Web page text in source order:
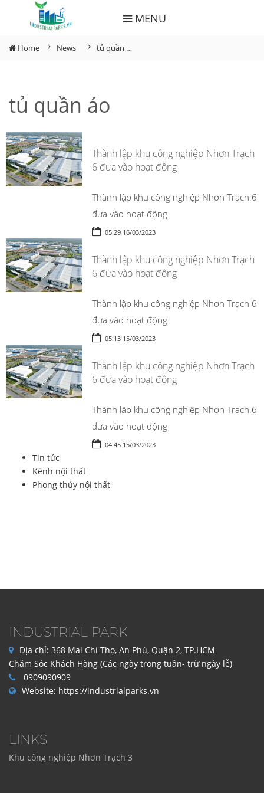
MENU
Home News tủ quần áo
Tin tức
Kênh nội thất
Phong thủy nội thất
tủ quần áo
Thành lập khu công nghiệp Nhơn Trạch
6 đưa vào hoạt động
Thành lập khu công nghiệp Nhơn Trạch 6
đưa vào hoạt động
05:29 16/03/2023
Thành lập khu công nghiệp Nhơn Trạch
6 đưa vào hoạt động
Thành lập khu công nghiệp Nhơn Trạch 6
đưa vào hoạt động
05:13 15/03/2023
Thành lập khu công nghiệp Nhơn Trạch
6 đưa vào hoạt động
Thành lập khu công nghiệp Nhơn Trạch 6
đưa vào hoạt động
04:45 15/03/2023
INDUSTRIAL PARK
Địa chỉ: 368 Mai Chí Thọ, An Phú, Quận 2, TP.HCM
Chăm Sóc Khách Hàng (Các ngày trong tuần- trừ ngày lễ)
0909090909
Website: https://industrialparks.vn
LINKS
Khu công nghiệp Nhơn Trạch 3